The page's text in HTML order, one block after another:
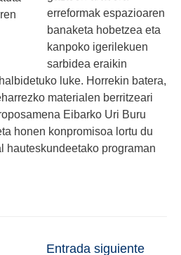
erreformak espazioaren
banaketa hobetzea eta
kanpoko igerilekuen
sarbidea eraikin
luke. Horrekin batera,
materialen berritzeari
Eibarko Uri Buru
honen konpromisoa lortu du
hauteskundeetako programan
Entrada siguiente